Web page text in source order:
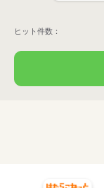
ヒット件数：